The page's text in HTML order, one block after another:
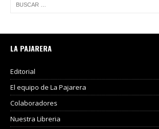
LA PAJARERA
Editorial
El equipo de La Pajarera
Colaboradores
Nuestra Libreria